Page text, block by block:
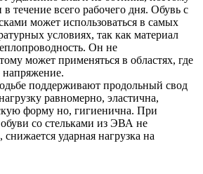
течение всего рабочего дня. Обувь с
может использоваться в самых
условиях, так как материал
Он не
может применяться в областях, где
напряжение.
поддерживают продольный свод
равномерно, эластична,
форму но, гигиенична. При
со стельками из ЭВА не
снижается ударная нагрузка на